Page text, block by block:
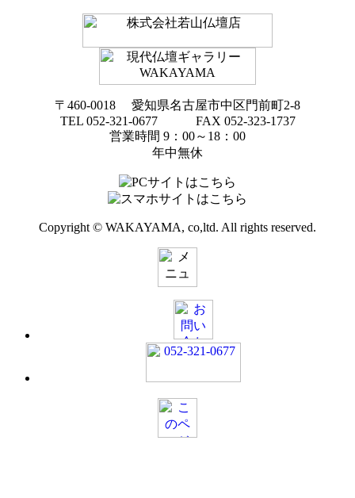
〒460-0018 愛知県名古屋市中区門前町2-8
TEL 052-321-0677 FAX 052-323-1737
営業時間 9：00～18：00
年中無休
Copyright © WAKAYAMA, co,ltd. All rights reserved.